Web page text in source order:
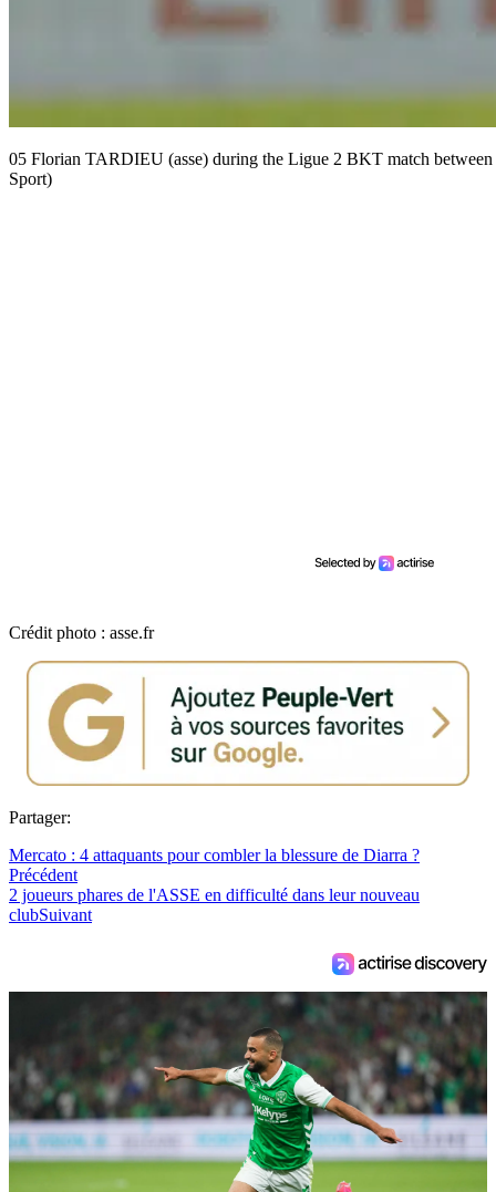
05 Florian TARDIEU (asse) during the Ligue 2 BKT match
Sport)
Crédit photo : asse.fr
Partager:
Mercato : 4 attaquants pour combler la blessure de Diarra ?
Précédent
2 joueurs phares de l'ASSE en difficulté dans leur nouveau
clubSuivant